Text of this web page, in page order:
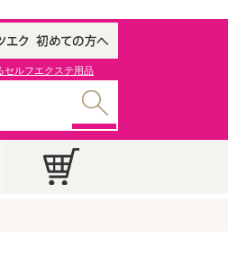
セルフエクステ用品